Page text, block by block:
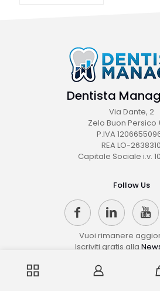
Dentista
Via Dante, 2
Zelo Buon Persico
P.IVA
REA LO-2638310
Capitale Sociale i.v.
Follow Us
Vuoi rimanere
Iscriviti gratis alla